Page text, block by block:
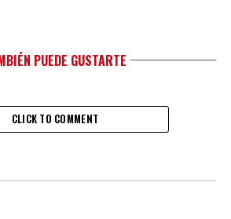
PUEDE GUSTARTE
CLICK TO COMMENT